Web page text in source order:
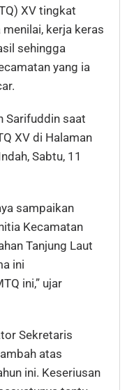
XV tingkat
kerja keras
sehingga
yang ia
Sarifuddin saat
XV di Halaman
Sabtu, 11
sampaikan
Kecamatan
Tanjung Laut
ini
ini,” ujar
Sekretaris
atas
ini. Keseriusan